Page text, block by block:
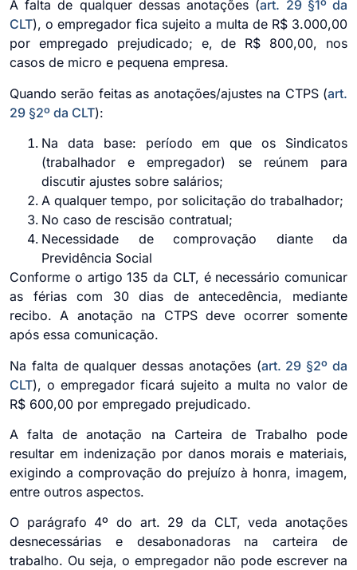
A falta de qualquer dessas anotações (art. 29 §1º da
CLT), o empregador fica sujeito a multa de R$ 3.000,00
por empregado prejudicado; e, de R$ 800,00, nos
casos de micro e pequena empresa.
Quando serão feitas as anotações/ajustes na CTPS (art.
29 §2º da CLT):
Na data base: período em que os Sindicatos
(trabalhador e empregador) se reúnem para
discutir ajustes sobre salários;
A qualquer tempo, por solicitação do trabalhador;
No caso de rescisão contratual;
Necessidade de comprovação diante da
Previdência Social
Conforme o artigo 135 da CLT, é necessário comunicar
as férias com 30 dias de antecedência, mediante
recibo. A anotação na CTPS deve ocorrer somente
após essa comunicação.
Na falta de qualquer dessas anotações (art. 29 §2º da
CLT), o empregador ficará sujeito a multa no valor de
R$ 600,00 por empregado prejudicado.
A falta de anotação na Carteira de Trabalho pode
resultar em indenização por danos morais e materiais,
exigindo a comprovação do prejuízo à honra, imagem,
entre outros aspectos.
O parágrafo 4º do art. 29 da CLT, veda anotações
desnecessárias e desabonadoras na carteira de
trabalho. Ou seja, o empregador não pode escrever na